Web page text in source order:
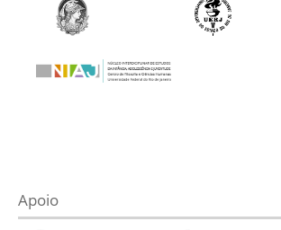
Apoio